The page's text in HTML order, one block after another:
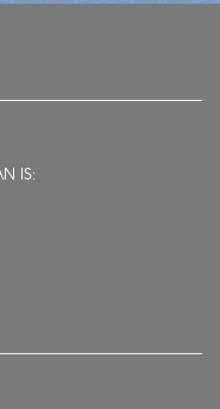
IS: